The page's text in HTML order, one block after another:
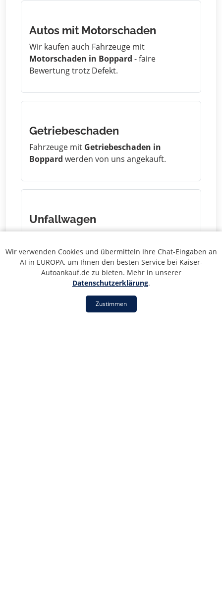
Autos mit Motorschaden
Wir kaufen auch Fahrzeuge mit
Motorschaden in Boppard - faire
Bewertung trotz Defekt.
Getriebeschaden
Fahrzeuge mit Getriebeschaden in
Boppard werden von uns angekauft.
Unfallwagen
Boppard? Wir kaufen auch Unfallwagen zu
fairen Preisen.
Wir verwenden Cookies und übermitteln Ihre Chat-Eingaben an
AI in EUROPA, um Ihnen den besten Service bei Kaiser-
Autoankauf.de zu bieten. Mehr in unserer
Datenschutzerklärung.
Zustimmen